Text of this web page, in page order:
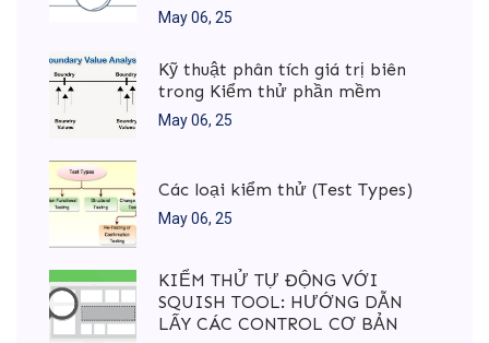
May 06, 25
Kỹ thuật phân tích giá trị biên
trong Kiểm thử phần mềm
May 06, 25
Các loại kiểm thử (Test Types)
May 06, 25
KIỂM THỬ TỰ ĐỘNG VỚI
SQUISH TOOL: HƯỚNG DẪN
LẤY CÁC CONTROL CƠ BẢN